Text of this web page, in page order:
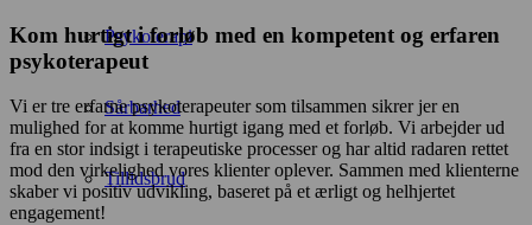
Psykoterapi
Sårbarhed
Tillidsbrud
Kom hurtigt i forløb med en kompetent og erfaren
psykoterapeut
Vi er tre erfarne psykoterapeuter som tilsammen sikrer jer en
mulighed for at komme hurtigt igang med et forløb. Vi arbejder ud
fra en stor indsigt i terapeutiske processer og har altid radaren rettet
mod den virkelighed vores klienter oplever. Sammen med klienterne
skaber vi positiv udvikling, baseret på et ærligt og helhjertet
engagement!